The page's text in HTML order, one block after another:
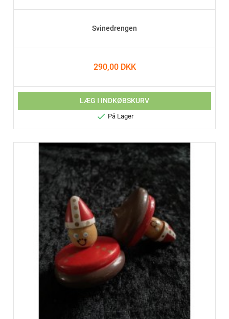
Svinedrengen
290,00 DKK
LÆG I INDKØBSKURV
 På Lager